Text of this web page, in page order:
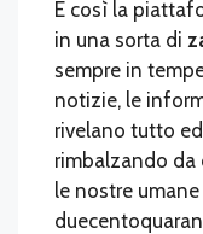
E così la
in una sorta di
sempre in
notizie, le
rivelano tutto
rimbalzando da
le nostre